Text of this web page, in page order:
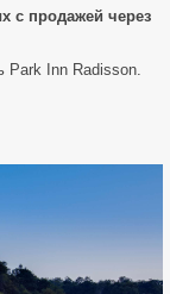
с продажей через
Inn Radisson.